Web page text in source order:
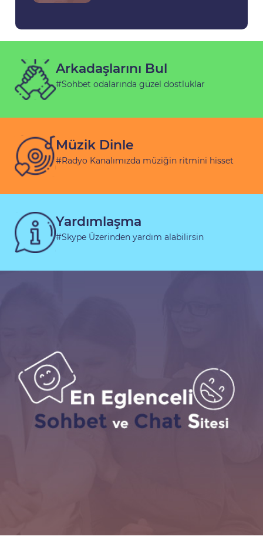
Arkadaşlarını Bul
#Sohbet odalarında güzel dostluklar
Müzik Dinle
#Radyo Kanalımızda müziğin ritmini hisset
Yardımlaşma
#Skype Üzerinden yardım alabilirsin